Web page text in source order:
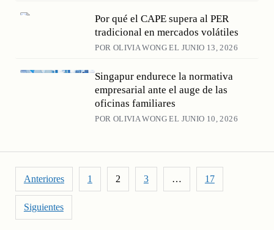
Por qué el CAPE supera al PER
tradicional en mercados volátiles
POR OLIVIA WONG EL JUNIO 13, 2026
Singapur endurece la normativa
empresarial ante el auge de las
oficinas familiares
POR OLIVIA WONG EL JUNIO 10, 2026
Paginación de entradas
Anteriores 1 2 3 … 17
Siguientes